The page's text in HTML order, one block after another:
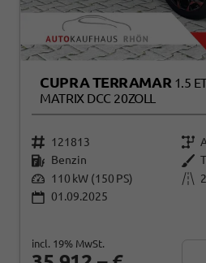
CUPRA TERRAMAR 1.5
MATRIX DCC 20ZOLL
121813
Benzin
110 kW (150 PS)
01.09.2025
incl. 19% MwSt.